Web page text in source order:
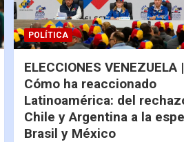
POLÍTICA
ELECCIONES VENEZUELA |
Cómo ha reaccionado
Latinoamérica: del
Chile y Argentina a la
Brasil y México